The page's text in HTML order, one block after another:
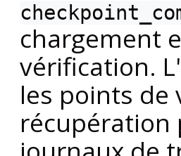
chargement
vérification.
les points de
récupération